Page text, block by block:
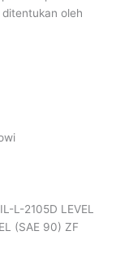
oleh
L-2105D LEVEL
(SAE 90) ZF